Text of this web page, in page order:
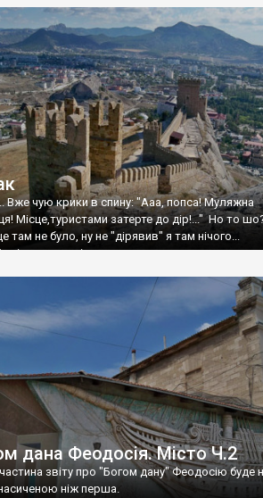
Вже чую крики в спину: "Ааа, попса! Муляжна
Місце,туристами затерте до дір!..." Но то
там не було, ну не "дірявив" я там нічого...
до цього літа.
дана Феодосія. Місто Ч.2
звіту про "Богом дану" Феодосію буде
ніж перша.